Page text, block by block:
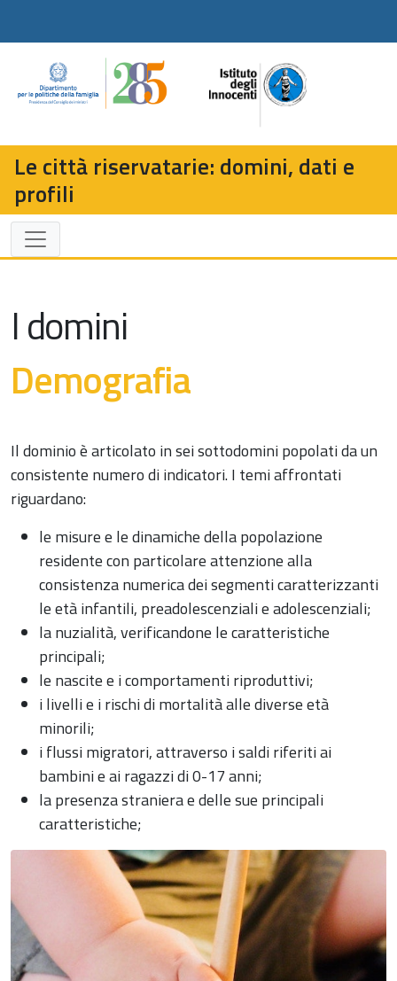
Le città riservatarie: domini, dati e
profili
I domini
Demografia
Il dominio è articolato in sei sottodomini popolati da un
consistente numero di indicatori. I temi affrontati
riguardano:
le misure e le dinamiche della popolazione
residente con particolare attenzione alla
consistenza numerica dei segmenti caratterizzanti
le età infantili, preadolescenziali e adolescenziali;
la nuzialità, verificandone le caratteristiche
principali;
le nascite e i comportamenti riproduttivi;
i livelli e i rischi di mortalità alle diverse età
minorili;
i flussi migratori, attraverso i saldi riferiti ai
bambini e ai ragazzi di 0-17 anni;
la presenza straniera e delle sue principali
caratteristiche;